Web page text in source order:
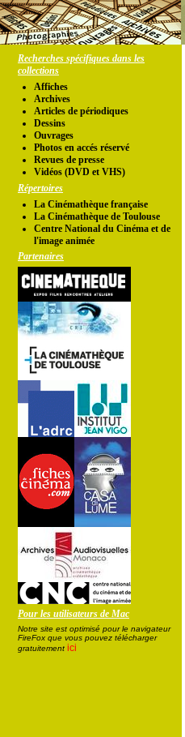
Recherches spécifiques dans les
collections
Affiches
Archives
Articles de périodiques
Dessins
Ouvrages
Photos en accés réservé
Revues de presse
Vidéos (DVD et VHS)
Répertoires
La Cinémathèque française
La Cinémathèque de Toulouse
Centre National du Cinéma et de
l'image animée
Partenaires
Pour les utilisateurs de Mac
Notre site est optimisé pour le navigateur
FireFox que vous pouvez télécharger
gratuitement ici